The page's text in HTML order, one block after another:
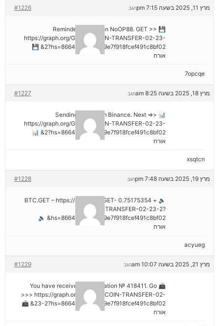
מרץ 11, 2025 בשעה 7:15 pm #1226 הגב
💾 Reminder: Operation NoOP88. GET >>
https://graph.org/GET-BITCOIN-TRANSFER-02-23-
2?hs=8664c520642b9e7f918fcef491c8bf02& 💾
אורח
7opcqe
מרץ 18, 2025 בשעה 8:25 am #1227 הגב
📊 Sending a gift from Binance. Next =>>
https://graph.org/GET-BITCOIN-TRANSFER-02-23-
2?hs=8664c520642b9e7f918fcef491c8bf02& 📊
אורח
xsqtcn
מרץ 19, 2025 בשעה 7:48 pm #1228 הגב
🔈 + 0.75175354 BTC.GET – https://graph.org/GET-
BITCOIN-TRANSFER-02-23-2?
hs=8664c520642b9e7f918fcef491c8bf02& 🔈
אורח
acyueg
מרץ 21, 2025 בשעה 10:07 am #1229 הגב
📠 You have received 1 notification № 418411. Go
>>> https://graph.org/GET-BITCOIN-TRANSFER-02-
23-2?hs=8664c520642b9e7f918fcef491c8bf02& 📠
אורח